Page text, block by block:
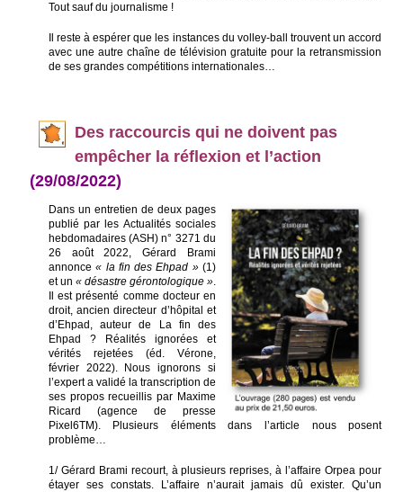
Tout sauf du journalisme !
Il reste à espérer que les instances du volley-ball trouvent un accord
avec une autre chaîne de télévision gratuite pour la retransmission
de ses grandes compétitions internationales…
Des raccourcis qui ne doivent pas
empêcher la réflexion et l’action
(29/08/2022)
Dans un entretien de deux pages
publié par les Actualités sociales
hebdomadaires (ASH) n° 3271 du
26 août 2022, Gérard Brami
annonce « la fin des Ehpad »(1)
et un « désastre gérontologique ».
Il est présenté comme docteur en
droit, ancien directeur d’hôpital et
d’Ehpad, auteur de La fin des
Ehpad ? Réalités ignorées et
vérités rejetées (éd. Vérone,
février 2022). Nous ignorons si
l’expert a validé la transcription de
ses propos recueillis par Maxime
Ricard (agence de presse
Pixel6TM). Plusieurs éléments dans l’article nous posent
problème…
1/ Gérard Brami recourt, à plusieurs reprises, à l’affaire Orpea pour
étayer ses constats. L’affaire n’aurait jamais dû exister. Qu’un